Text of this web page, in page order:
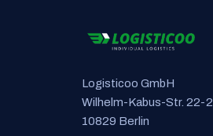
Logisticoo GmbH
Wilhelm-Kabus-Str. 22-
10829 Berlin